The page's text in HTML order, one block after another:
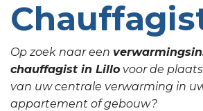
Op zoek naar een
chauffagist in Lillo voor de
van uw centrale verwarming in
appartement of gebouw?